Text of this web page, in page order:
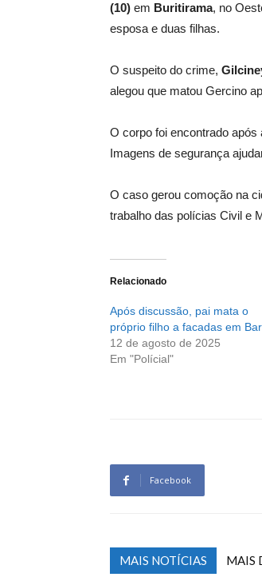
(10) em Buritirama, no
esposa e duas filhas.
O suspeito do crime,
alegou que matou Gercino
O corpo foi encontrado
Imagens de segurança
O caso gerou comoção na
trabalho das polícias Civil e
Relacionado
Após discussão, pai mata o
próprio filho a facadas em
12 de agosto de 2025
Em "Polícial"
Facebook
MAIS NOTÍCIAS MAIS